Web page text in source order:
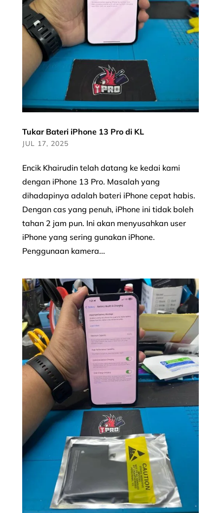
Tukar Bateri iPhone 13 Pro di KL
JUL 17, 2025
Encik Khairudin telah datang ke kedai kami
dengan iPhone 13 Pro. Masalah yang
dihadapinya adalah bateri iPhone cepat habis.
Dengan cas yang penuh, iPhone ini tidak boleh
tahan 2 jam pun. Ini akan menyusahkan user
iPhone yang sering gunakan iPhone.
Penggunaan kamera...